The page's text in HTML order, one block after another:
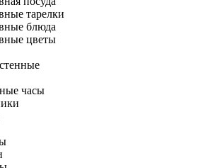
тарелки
блюда
цветы
часы